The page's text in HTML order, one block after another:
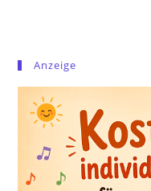
Anzeige